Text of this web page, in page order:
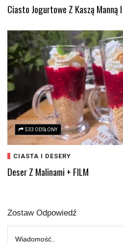
Ciasto Jogurtowe Z Kaszą Manną
533 ODSŁONY
CIASTA I DESERY
Deser Z Malinami + FILM
Zostaw Odpowiedź